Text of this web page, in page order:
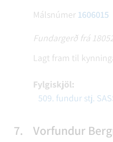
Málsnúmer 1606015
Fundargerð frá
Lagt fram til
Fylgiskjöl:
509. fundur stj.
7. Vorfundur